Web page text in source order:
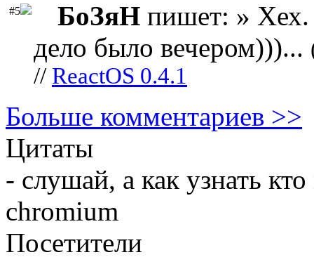
#5 БоЗяН пишет: » Хех.
дело было вечером)))...
// ReactOS 0.4.1
Больше комментариев >>
Цитаты
- слушай, а как узнать
chromium
Посетители